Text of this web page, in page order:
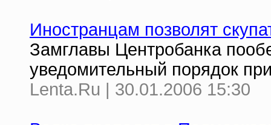
Иностранцам позволят
Замглавы Центробанка
уведомительный порядок
Lenta.Ru | 30.01.2006 15:30